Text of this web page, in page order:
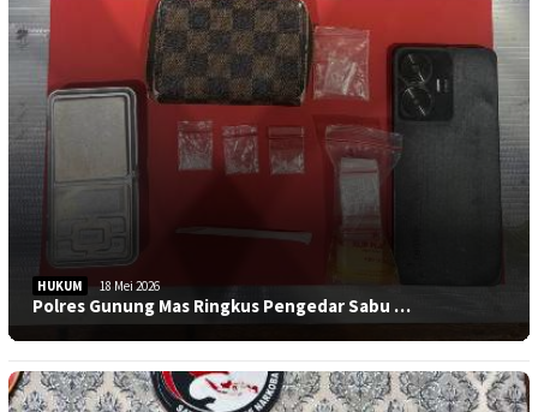
HUKUM 18 Mei 2026
Polres Gunung Mas Ringkus Pengedar Sabu …